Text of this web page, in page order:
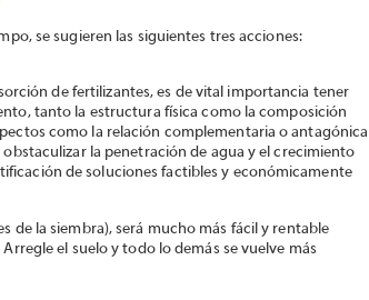
se sugieren las siguientes tres acciones:
de fertilizantes, es de vital importancia tener
tanto la estructura física como la composición
como la relación complementaria o antagónica
la penetración de agua y el crecimiento
de soluciones factibles y económicamente
de la siembra), será mucho más fácil y rentable
el suelo y todo lo demás se vuelve más